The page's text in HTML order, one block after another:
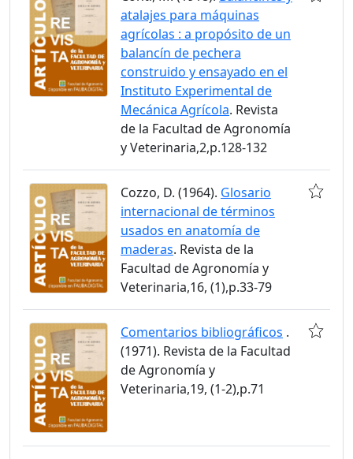
atalajes para máquinas
agrícolas : a propósito de un
balancín de pechera
construido y ensayado en el
Instituto Experimental de
Mecánica Agrícola. Revista
de la Facultad de Agronomía
y Veterinaria,2,p.128-132
Cozzo, D. (1964). Glosario
internacional de términos
usados en anatomía de
maderas. Revista de la
Facultad de Agronomía y
Veterinaria,16, (1),p.33-79
Comentarios bibliográficos .
(1971). Revista de la Facultad
de Agronomía y
Veterinaria,19, (1-2),p.71